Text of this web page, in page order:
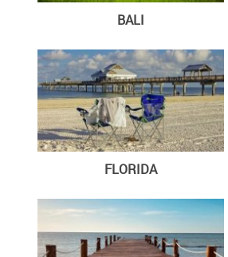
BALI
FLORIDA